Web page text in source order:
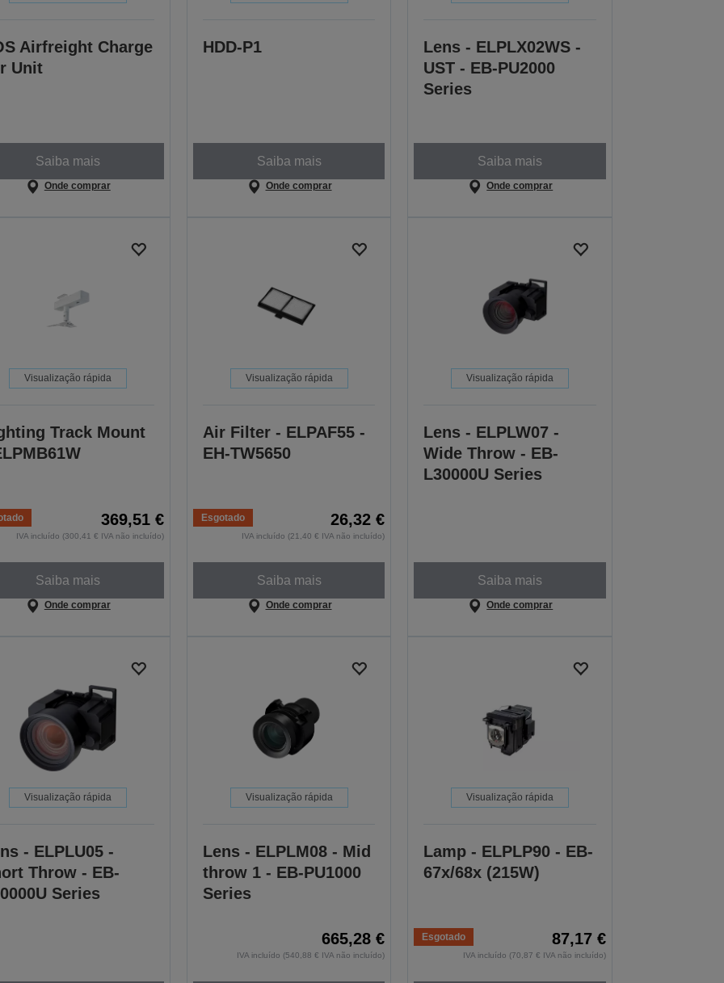
Airfreight Charge
Unit
Saiba mais
Onde comprar
HDD-P1
Saiba mais
Onde comprar
Lens - ELPLX02WS -
UST - EB-PU2000
Series
Saiba mais
Onde comprar
Visualização rápida
Track Mount
369,51 €
IVA incluído (300,41 € IVA não incluído)
Saiba mais
Onde comprar
Visualização rápida
Air Filter - ELPAF55 -
EH-TW5650
Esgotado 26,32 €
IVA incluído (21,40 € IVA não incluído)
Saiba mais
Onde comprar
Visualização rápida
Lens - ELPLW07 -
Wide Throw - EB-
L30000U Series
Saiba mais
Onde comprar
Visualização rápida
- ELPLU05 -
Throw - EB-
Series
Visualização rápida
Lens - ELPLM08 - Mid
throw 1 - EB-PU1000
Series
665,28 €
IVA incluído (540,88 € IVA não incluído)
Visualização rápida
Lamp - ELPLP90 - EB-
67x/68x (215W)
Esgotado 87,17 €
IVA incluído (70,87 € IVA não incluído)